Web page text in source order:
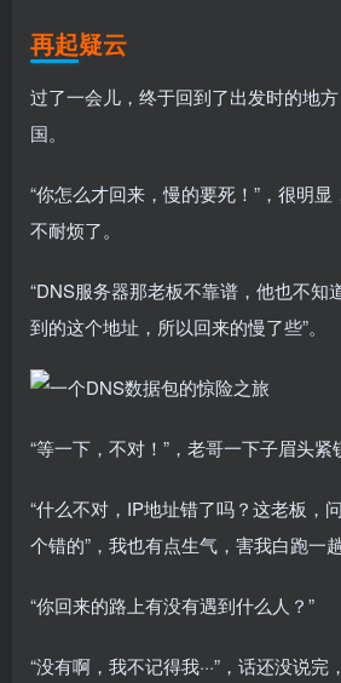
再起疑云
过了一会儿，终于回到了出发时的地
国。
“你怎么才回来，慢的要死！”，很明
不耐烦了。
“DNS服务器那老板不靠谱，他也不知
到的这个地址，所以回来的慢了些”。
“等一下，不对！”，老哥一下子眉头紧
“什么不对，IP地址错了吗？这老板，
个错的”，我也有点生气，害我白跑一趟
“你回来的路上有没有遇到什么人？”
“没有啊，我不记得我···”，话还没说